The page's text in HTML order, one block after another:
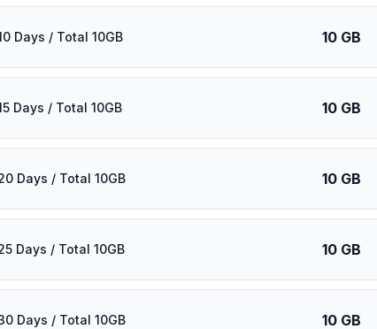
Days / Total 10GB 10 GB
Days / Total 10GB 10 GB
Days / Total 10GB 10 GB
Days / Total 10GB 10 GB
Days / Total 10GB 10 GB